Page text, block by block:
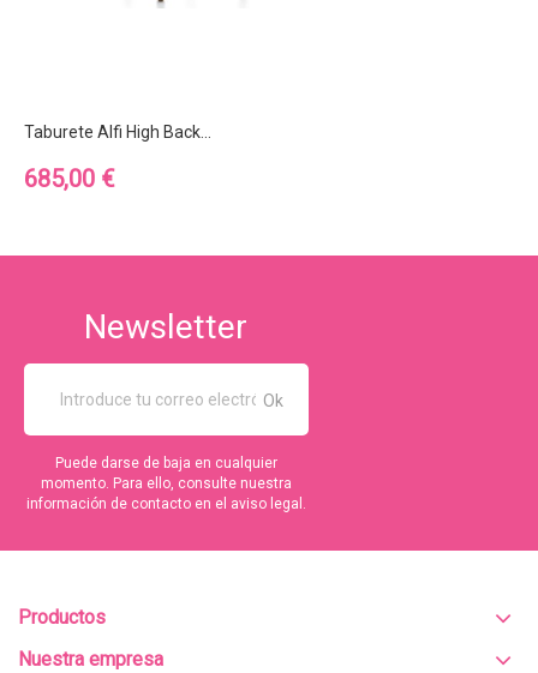
Taburete Alfi High Back...
Precio
685,00 €
Newsletter
Puede darse de baja en cualquier
momento. Para ello, consulte nuestra
información de contacto en el aviso legal.
Productos
Nuestra empresa